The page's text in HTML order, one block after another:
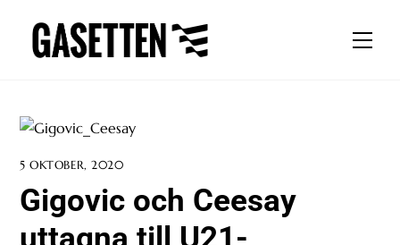
content
5 OKTOBER, 2020
Gigovic och Ceesay